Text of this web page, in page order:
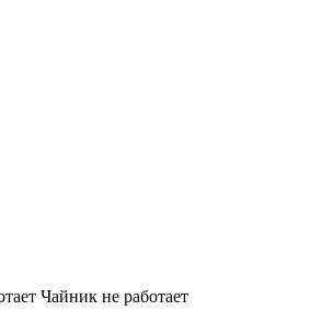
Чайник не работает